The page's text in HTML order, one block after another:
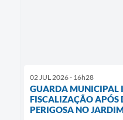
02 JUL 2026 - 16h28
GUARDA MUNICIPAL
FISCALIZAÇÃO APÓS
PERIGOSA NO